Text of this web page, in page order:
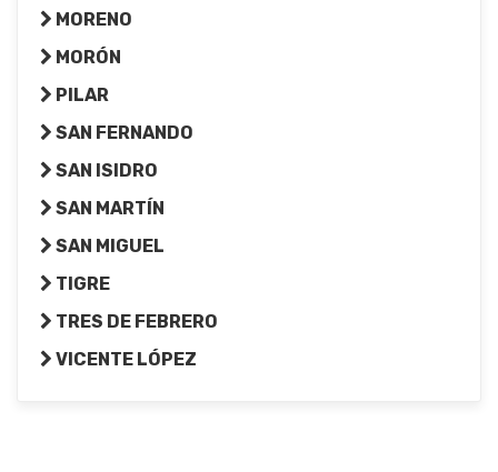
MORENO
MORÓN
PILAR
SAN FERNANDO
SAN ISIDRO
SAN MARTÍN
SAN MIGUEL
TIGRE
TRES DE FEBRERO
VICENTE LÓPEZ